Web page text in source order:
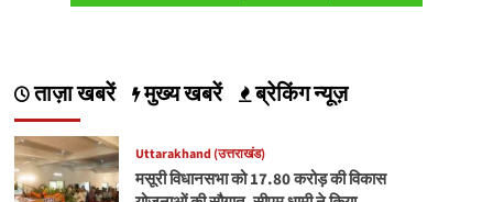
ताज़ा खबरें मुख्य खबरें ब्रेकिंग न्यूज़
Uttarakhand (उत्तराखंड)
मसूरी विधानसभा को 17.80 करोड़ की विकास